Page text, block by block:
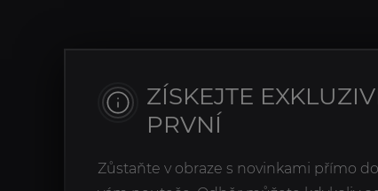
ZÍSKEJTE
PRVNÍ
Zůstaňte v obraze s novinkami přímo